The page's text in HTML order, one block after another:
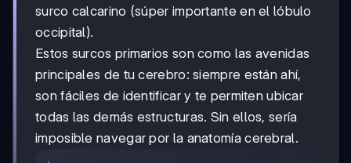
surco calcarino (súper importante en el lóbulo
occipital).
Estos surcos primarios son como las avenidas
principales de tu cerebro: siempre están ahí,
son fáciles de identificar y te permiten ubicar
todas las demás estructuras. Sin ellos, sería
imposible navegar por la anatomía cerebral.